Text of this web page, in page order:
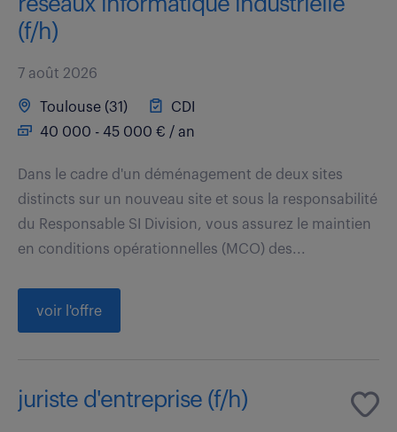
(f/h)
7 août 2026
Toulouse (31)
CDI
40 000 - 45 000 € / an
Dans le cadre d'un déménagement de deux sites
distincts sur un nouveau site et sous la responsabilité
du Responsable SI Division, vous assurez le maintien
en conditions opérationnelles (MCO) des...
voir l'offre
juriste d'entreprise (f/h)